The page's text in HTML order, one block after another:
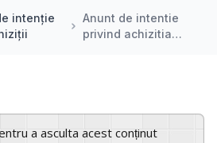
intenție
Anunt de intentie
privind achizitia…
a asculta acest conținut